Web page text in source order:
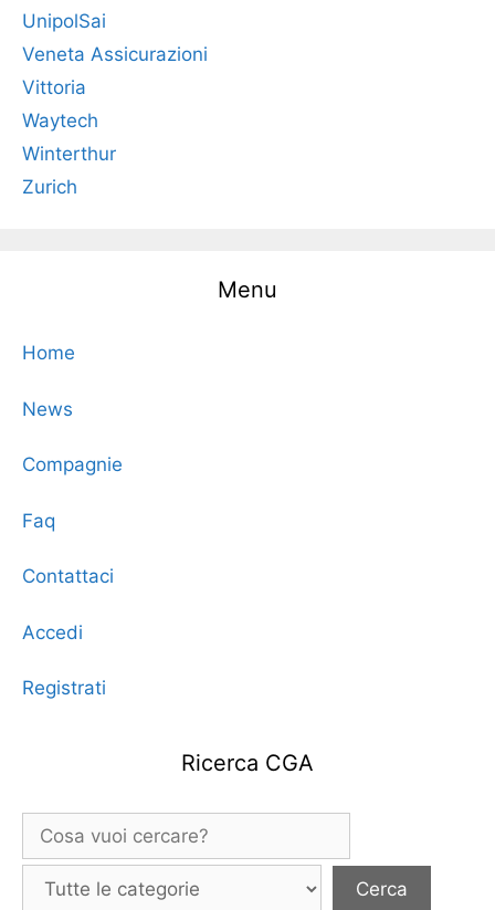
UnipolSai
Veneta Assicurazioni
Vittoria
Waytech
Winterthur
Zurich
Menu
Home
News
Compagnie
Faq
Contattaci
Accedi
Registrati
Ricerca CGA